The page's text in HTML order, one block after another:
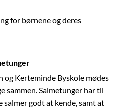
for børnene og deres
og Kerteminde Byskole mødes
sammen. Salmetunger har til
godt at kende, samt at